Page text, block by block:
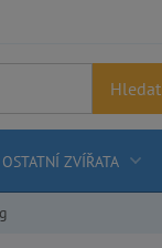
Hledat
OSTATNÍ ZVÍŘATA